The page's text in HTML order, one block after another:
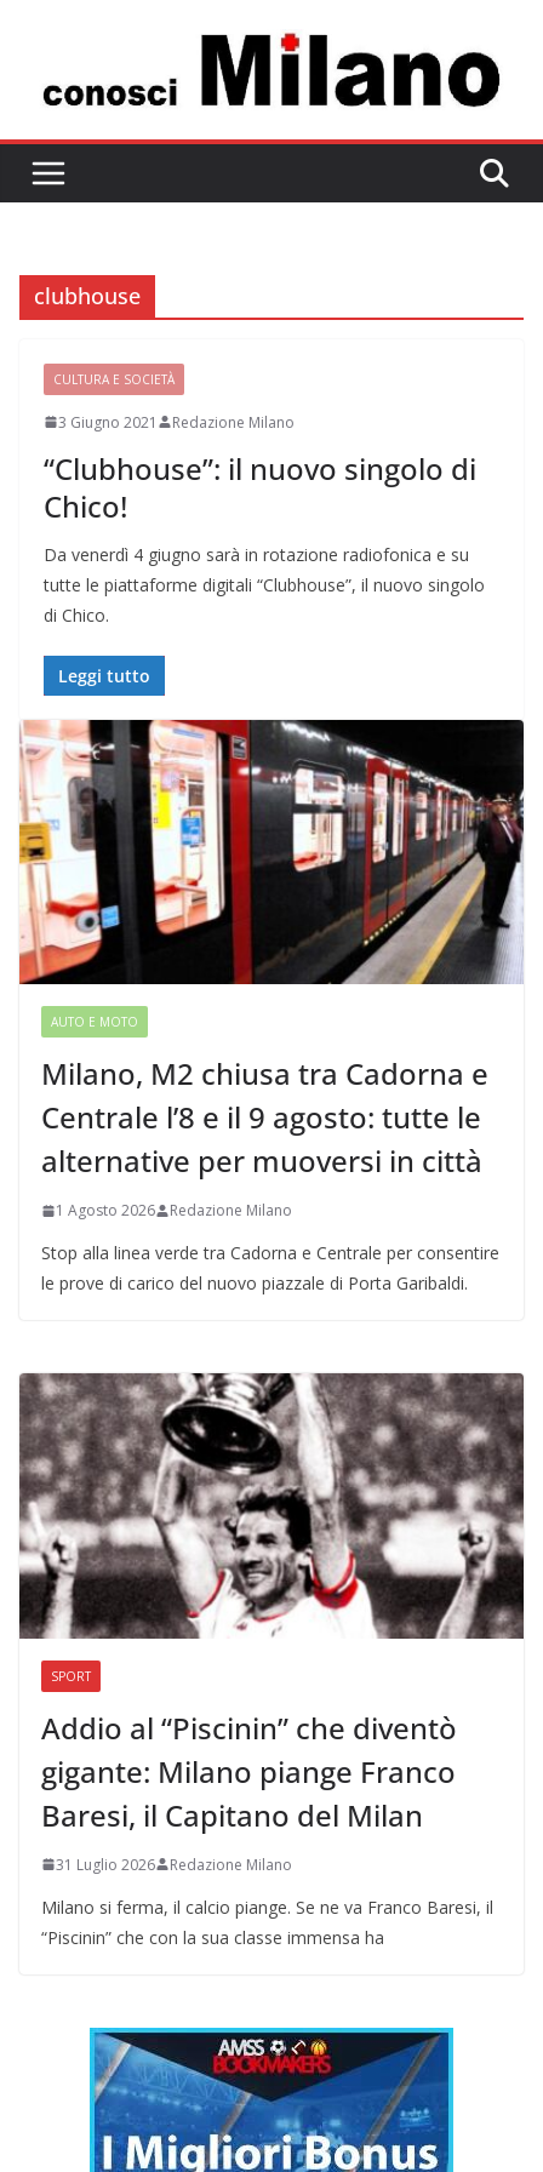
contenuto
clubhouse
CULTURA E SOCIETÀ
3 Giugno 2021 Redazione Milano
“Clubhouse”: il nuovo singolo di
Chico!
Da venerdì 4 giugno sarà in rotazione radiofonica e su
tutte le piattaforme digitali “Clubhouse”, il nuovo singolo
di Chico.
Leggi tutto
AUTO E MOTO
Milano, M2 chiusa tra Cadorna e
Centrale l’8 e il 9 agosto: tutte le
alternative per muoversi in città
1 Agosto 2026 Redazione Milano
Stop alla linea verde tra Cadorna e Centrale per consentire
le prove di carico del nuovo piazzale di Porta Garibaldi.
SPORT
Addio al “Piscinin” che diventò
gigante: Milano piange Franco
Baresi, il Capitano del Milan
31 Luglio 2026 Redazione Milano
Milano si ferma, il calcio piange. Se ne va Franco Baresi, il
“Piscinin” che con la sua classe immensa ha